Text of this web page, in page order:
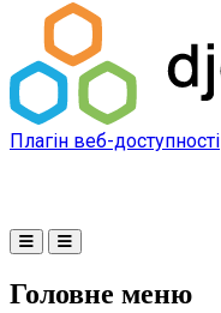
Плагін веб-доступності
Головне меню